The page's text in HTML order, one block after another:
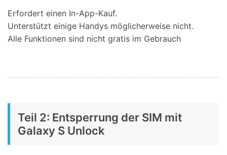
Erfordert einen In-App-Kauf.
Unterstützt einige Handys möglicherweise nicht.
Alle Funktionen sind nicht gratis im Gebrauch
Teil 2: Entsperrung der SIM mit
Galaxy S Unlock